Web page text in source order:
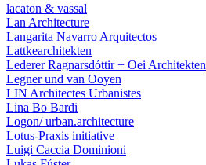
lacaton & vassal
Lan Architecture
Langarita Navarro Arquitectos
Lattkearchitekten
Lederer Ragnarsdóttir + Oei Architekten
Legner und van Ooyen
LIN Architectes Urbanistes
Lina Bo Bardi
Logon/ urban.architecture
Lotus-Praxis initiative
Luigi Caccia Dominioni